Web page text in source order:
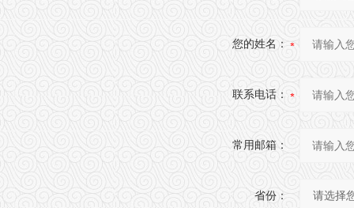
您的姓名：
联系电话：
常用邮箱：
省份：